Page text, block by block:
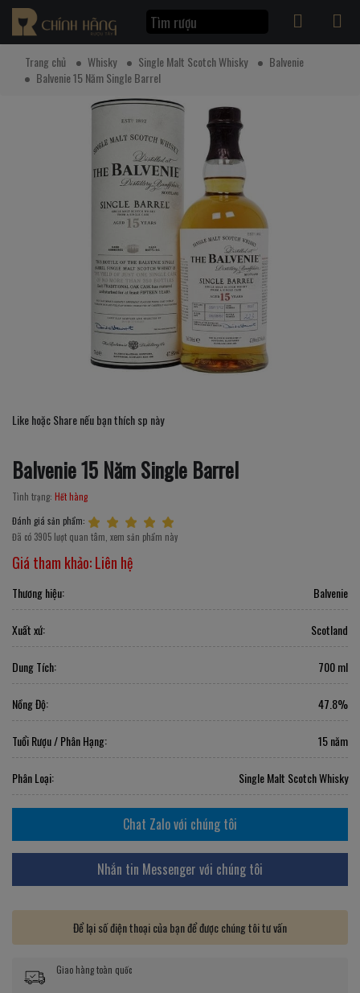
Trang chủ Whisky Single Malt Scotch Whisky
Balvenie
Balvenie 15 Năm Single Barrel
Like hoặc Share nếu bạn thích sp này
Balvenie 15 Năm Single Barrel
Tình trạng: Hết hàng
Đánh giá sản phẩm:
Đã có 3905 lượt quan tâm, xem sản phẩm này
Giá tham khảo:Liên hệ
Thương hiệu: Balvenie
Xuất xứ: Scotland
Dung Tích: 700 ml
Nồng Độ: 47.8%
Tuổi Rượu / Phân Hạng: 15 năm
Phân Loại: Single Malt Scotch Whisky
Chat Zalo với chúng tôi
Nhắn tin Messenger với chúng tôi
Để lại số điện thoại của bạn để được chúng tôi tư vấn
Giao hàng toàn quốc